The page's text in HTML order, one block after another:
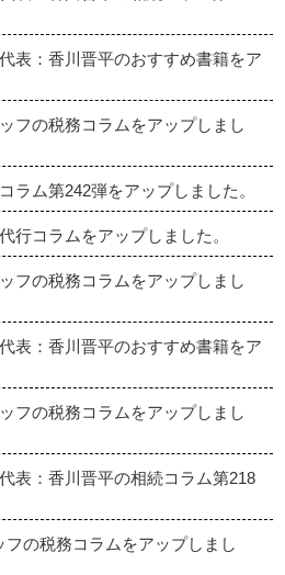
表：香川晋平のおすすめ書籍をア
フの税務コラムをアップしまし
ム第242弾をアップしました。
コラムをアップしました。
フの税務コラムをアップしまし
表：香川晋平のおすすめ書籍をア
フの税務コラムをアップしまし
表：香川晋平の相続コラム第218
の税務コラムをアップしまし